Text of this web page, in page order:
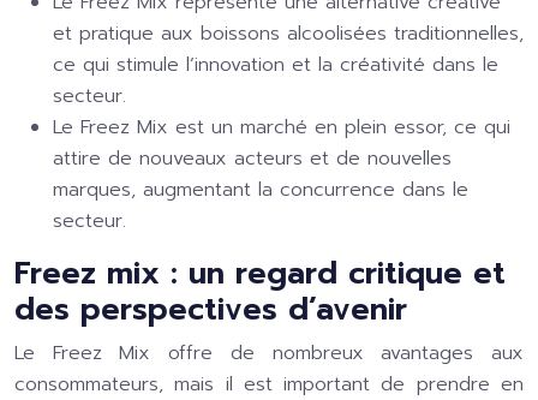
et pratique aux boissons alcoolisées traditionnelles,
ce qui stimule l’innovation et la créativité dans le
secteur.
Le Freez Mix est un marché en plein essor, ce qui
attire de nouveaux acteurs et de nouvelles
marques, augmentant la concurrence dans le
secteur.
Freez mix : un regard critique et
des perspectives d’avenir
Le Freez Mix offre de nombreux avantages aux
consommateurs, mais il est important de prendre en